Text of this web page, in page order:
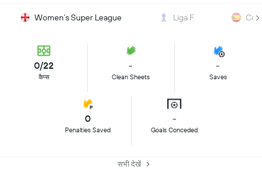
Women’s Super League Liga F
0/22
कैप्स
-
Clean Sheets
-
Saves
0
Penalties Saved
-
Goals Conceded
सभी देखें